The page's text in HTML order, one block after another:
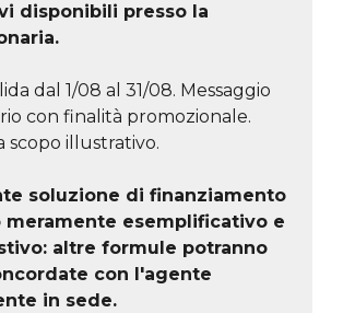
disponibili presso la
dal 1/08 al 31/08. Messaggio
con finalità promozionale.
scopo illustrativo.
soluzione di finanziamento
meramente esemplificativo e
altre formule potranno
con l'agente
in sede.